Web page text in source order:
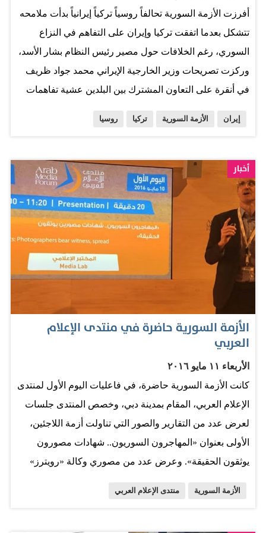
أفرزت الأزمة السورية تحالفاً روسياً تركياً إيرانياً بدأت ملامحه
تتشكل بعدما اتفقت تركيا وإيران على التفاهم في النزاع
السوري، رغم الخلافات حول مصير رئيس النظام بشار الأسد،
وركزت تصريحات وزير الخارجية الإيراني محمد جواد ظريف
في أنقرة على التعاون المشترك بين البلدين عشية تفاهمات
لاتخاذهم دروعاً بشرية لتغطية انسحابهم من آخر مواقعهم
داخل مدينة منبج السورية إلى مدينة جرابلس (على الحدود
التركية)، بعدما تمكنت «قوات سوريا الديمقراطية» من
طردهم منها، وعلى جبهة أخرى في محافظة حلب، قتل 20
مدنياً، بينهم خمسة أطفال، في غارات نفذتها طائرات حربية
يعتقد أنها روسية على ثلاث بلدات تقع تحت سيطرة الفصائل
المقاتلة في ريفي محافظة حلب الشمالي والغربي، فيما
تتواصل الاشتباكات العنيفة جنوب غربي المدينة في مسعى
من قوات النظام لاستعادة المواقع التي خسرتها، وإعادة
تطويق الأحياء الشرقية، التي يعيش فيها 250 ألف شخص.
الموصل، وأعلنت قوات مكافحة الإرهاب مقتل قائد كبير
لعصابات «داعش» في قضاء القائم، في حين صدت قوات
البيشمركة هجوماً للتنظيم استهدف منطقة الزركة في
تكريت. المصدر: الخليج
إيران الأزمة السورية تركيا روسيا
أخبار
الأزمة السورية حاضرة في منتدى الإعلام
العربي
الأربعاء ١١ مايو ٢٠١٦
كانت الأزمة السورية حاضرة، في فاعليات اليوم الأول لمنتدى
الإعلام العربي، المقام بمدينة دبي، وخصص المنتدى جلسات
لعرض عدد من التقارير والصور التي تناولت أزمة اللاجئين،
الأولى بعنوان «المهاجرون السوريون.. شهادات مصورون
يوثقون الحقيقة». وعرض عدد من مصوري وكالة «رويترز»
الأزمة السورية منتدى الإعلام العربي